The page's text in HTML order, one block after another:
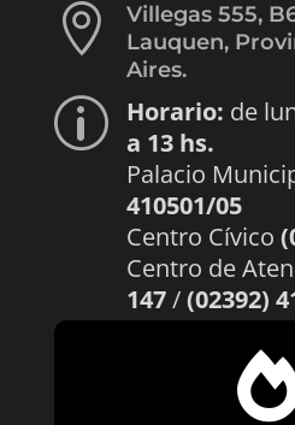

Villegas 555,
Lauquen,
Aires.
p Horario: de
a 13 hs.
Palacio
410501/05
Centro Cívico
Centro de
147/(02392)